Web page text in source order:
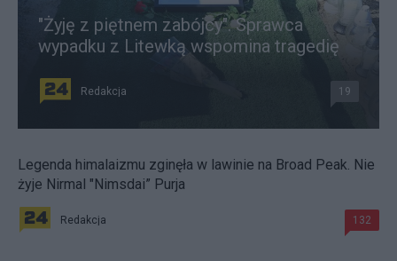
"Żyję z piętnem zabójcy". Sprawca
wypadku z Litewką wspomina tragedię
Redakcja 19
Legenda himalaizmu zginęła w lawinie na Broad Peak. Nie
żyje Nirmal "Nimsdai” Purja
Redakcja 132